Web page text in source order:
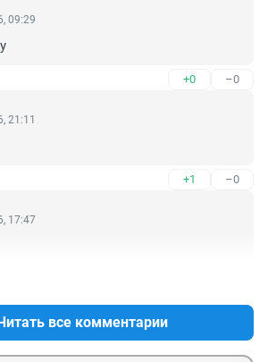
09:29
+0 –0
21:11
+1 –0
17:47
все комментарии